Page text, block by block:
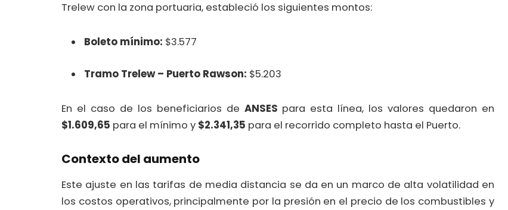
Trelew con la zona portuaria, estableció los siguientes montos:
Boleto mínimo: $3.577
Tramo Trelew – Puerto Rawson: $5.203
En el caso de los beneficiarios de ANSES para esta línea, los valores quedaron en
$1.609,65 para el mínimo y $2.341,35 para el recorrido completo hasta el Puerto.
Contexto del aumento
Este ajuste en las tarifas de media distancia se da en un marco de alta volatilidad en
los costos operativos, principalmente por la presión en el precio de los combustibles y